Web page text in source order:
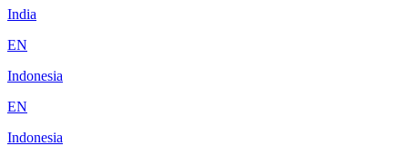
India
EN
Indonesia
EN
Indonesia